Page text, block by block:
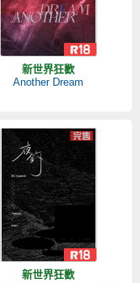
新世界狂歡
Another Dream
新世界狂歡